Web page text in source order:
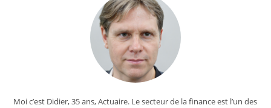
Moi c’est Didier, 35 ans, Actuaire. Le secteur de la finance est l’un des